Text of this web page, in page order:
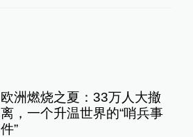
欧洲燃烧之夏：33万人大撤
离，一个升温世界的“哨兵事
件”